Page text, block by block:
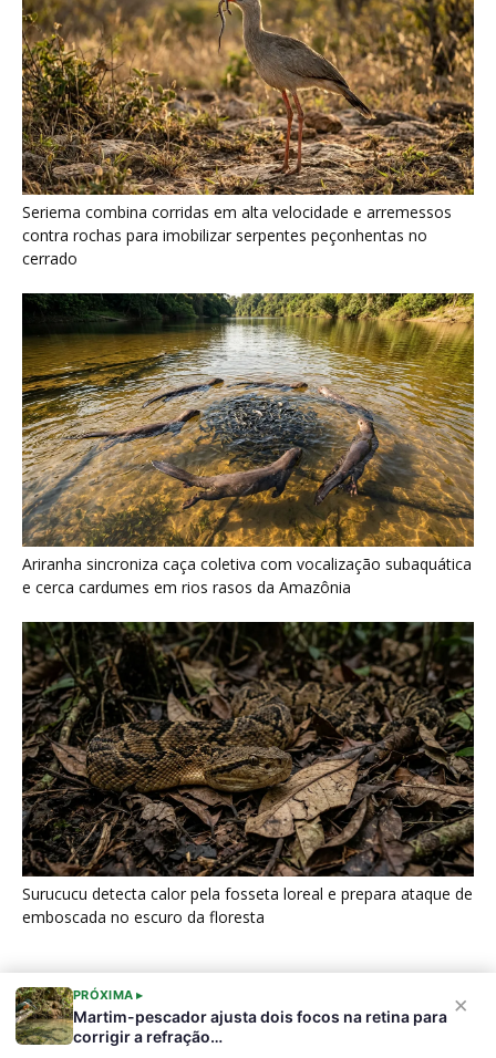
×
PRÓXIMA ▸
Martim-pescador ajusta dois focos na retina para
corrigir a refração…
Seriema combina corridas em alta velocidade e arremessos
contra rochas para imobilizar serpentes peçonhentas no
cerrado
Ariranha sincroniza caça coletiva com vocalização subaquática
e cerca cardumes em rios rasos da Amazônia
Surucucu detecta calor pela fosseta loreal e prepara ataque de
emboscada no escuro da floresta